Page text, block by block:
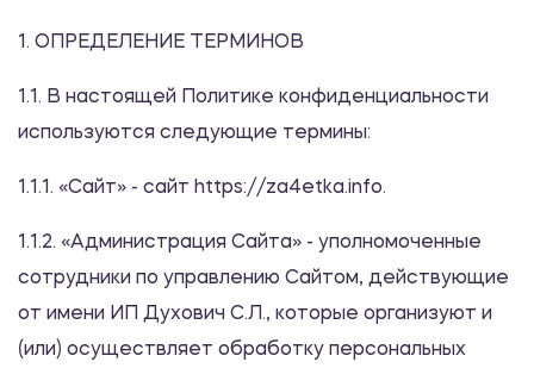
1. ОПРЕДЕЛЕНИЕ ТЕРМИНОВ
1.1. В настоящей Политике конфиденциальности
используются следующие термины:
1.1.1. «Сайт» - сайт https://za4etka.info.
1.1.2. «Администрация Сайта» - уполномоченные
сотрудники по управлению Сайтом, действующие
от имени ИП Духович С.Л., которые организуют и
(или) осуществляет обработку персональных